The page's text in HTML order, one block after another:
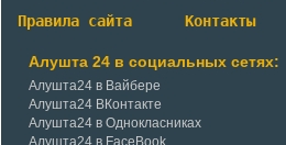
Правила сайта Контакты
Алушта 24 в социальных сетях:
Алушта24 в Вайбере
Алушта24 ВКонтакте
Алушта24 в Однокласниках
Алушта24 в FaceBook